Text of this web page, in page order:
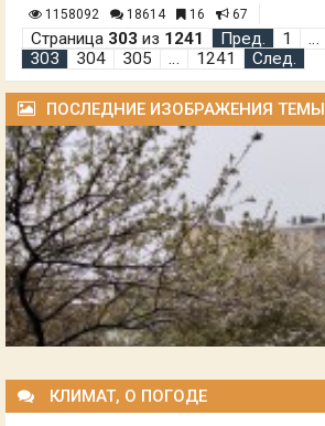
1158092 18614 16 67
Страница 303 из 1241 Пред. 1 …
303
304 305 … 1241 След.
ПОСЛЕДНИЕ ИЗОБРАЖЕНИЯ ТЕМЫ
КЛИМАТ, О ПОГОДЕ